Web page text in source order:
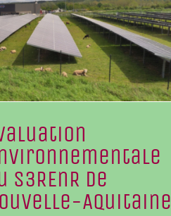
S3REnR de
Aquitaine